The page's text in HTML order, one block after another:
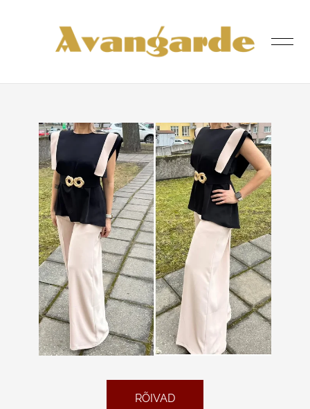
lisati ostukorvi. Vaata ostukorvi
ESILEHT
POOD
MEIST
KONTAKT
RÕIVAD